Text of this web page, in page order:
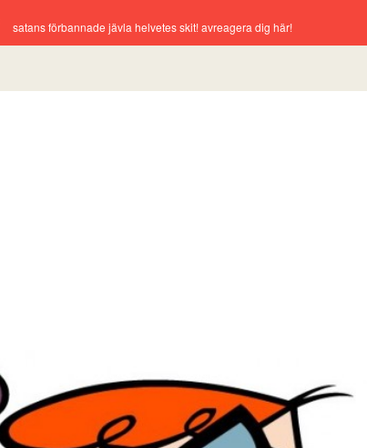
satans förbannade jävla helvetes skit! avreagera dig här!